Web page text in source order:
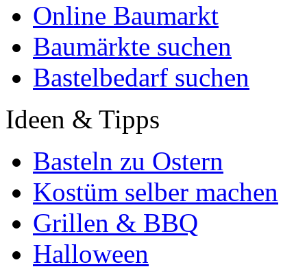
Online Baumarkt
Baumärkte suchen
Bastelbedarf suchen
Ideen & Tipps
Basteln zu Ostern
Kostüm selber machen
Grillen & BBQ
Halloween